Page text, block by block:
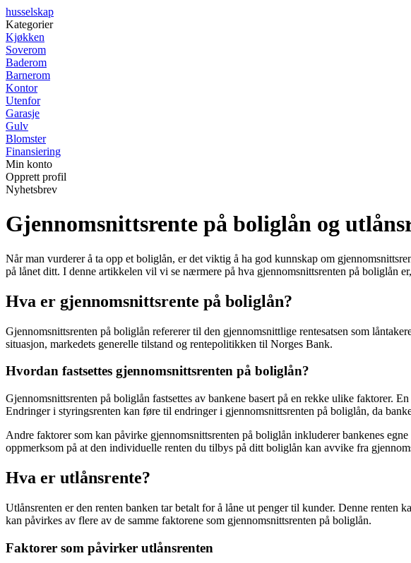
husselskap
Kategorier
Kjøkken
Soverom
Baderom
Barnerom
Kontor
Utenfor
Garasje
Gulv
Blomster
Finansiering
Min konto
Opprett profil
Nyhetsbrev
Gjennomsnittsrente på boliglån og
Når man vurderer å ta opp et boliglån, er det viktig å ha god kunnskap om
på lånet ditt. I denne artikkelen vil vi se nærmere på hva gjennomsnittsrenten på boliglån
Hva er gjennomsnittsrente på boliglån?
Gjennomsnittsrenten på boliglån refererer til den gjennomsnittlige rentesatsen som
situasjon, markedets generelle tilstand og rentepolitikken til Norges Bank.
Hvordan fastsettes gjennomsnittsrenten på boliglån?
Gjennomsnittsrenten på boliglån fastsettes av bankene basert på en rekke ulike faktorer.
Endringer i styringsrenten kan føre til endringer i gjennomsnittsrenten på boliglån, da
Andre faktorer som kan påvirke gjennomsnittsrenten på boliglån inkluderer bankenes
oppmerksom på at den individuelle renten du tilbys på ditt boliglån kan avvike fra
Hva er utlånsrente?
Utlånsrenten er den renten banken tar betalt for å låne ut penger til kunder. Denne
kan påvirkes av flere av de samme faktorene som gjennomsnittsrenten på boliglån.
Faktorer som påvirker utlånsrenten